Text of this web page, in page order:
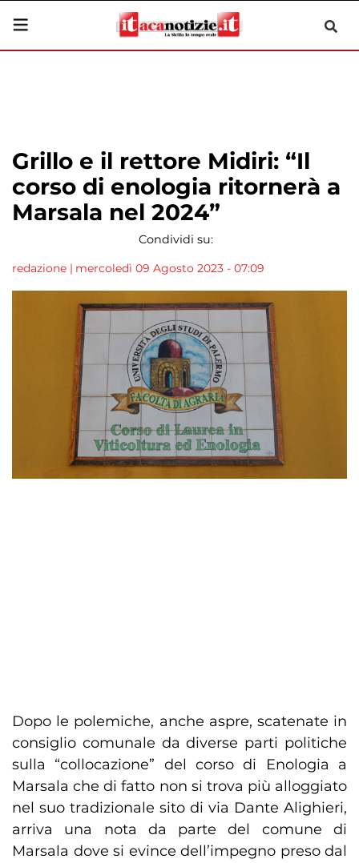
Grillo e il rettore Midiri: “Il
corso di enologia ritornerà a
Marsala nel 2024”
Condividi su:
redazione | mercoledì 09 Agosto 2023 - 07:09
Dopo le polemiche, anche aspre, scatenate in
consiglio comunale da diverse parti politiche
sulla “collocazione” del corso di Enologia a
Marsala che di fatto non si trova più alloggiato
nel suo tradizionale sito di via Dante Alighieri,
arriva una nota da parte del comune di
Marsala dove si evince dell’impegno preso dal